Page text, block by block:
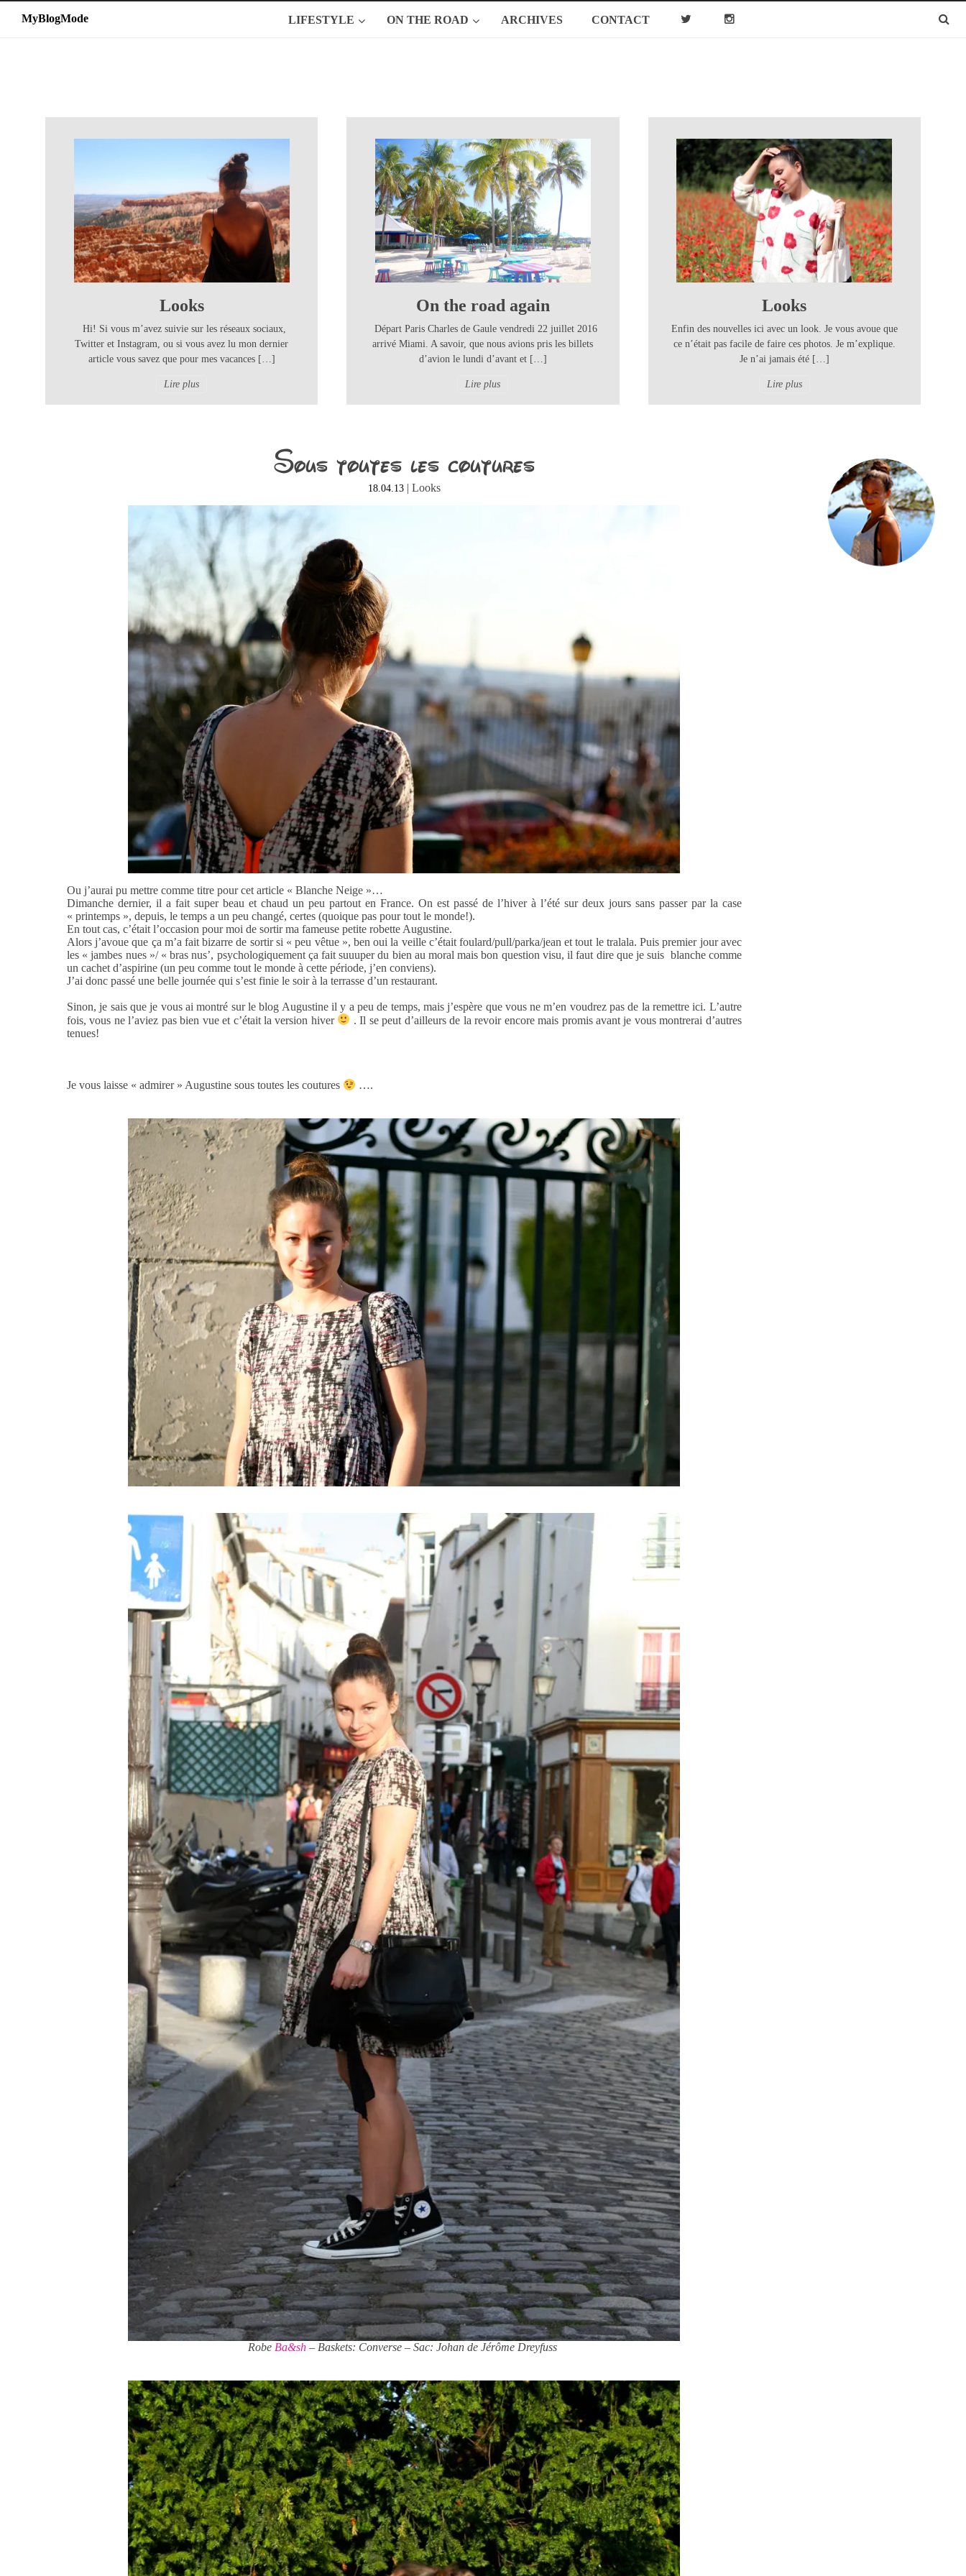
LIFESTYLE ON THE ROAD ARCHIVES CONTACT
MyBlogMode
MyBlogMode
Looks
Hi! Si vous m’avez suivie sur les réseaux sociaux,
Twitter et Instagram, ou si vous avez lu mon dernier
article vous savez que pour mes vacances […]
Lire plus
On the road again
Départ Paris Charles de Gaule vendredi 22 juillet 2016
arrivé Miami. A savoir, que nous avions pris les billets
d’avion le lundi d’avant et […]
Lire plus
Looks
Enfin des nouvelles ici avec un look. Je vous avoue que
ce n’était pas facile de faire ces photos. Je m’explique.
Je n’ai jamais été […]
Lire plus
Sous toutes les coutures
18.04.13 | Looks
Ou j’aurai pu mettre comme titre pour cet article « Blanche Neige »…
Dimanche dernier, il a fait super beau et chaud un peu partout en France. On est passé de l’hiver à l’été sur deux jours sans passer par la case
« printemps », depuis, le temps a un peu changé, certes (quoique pas pour tout le monde!).
En tout cas, c’était l’occasion pour moi de sortir ma fameuse petite robette Augustine.
Alors j’avoue que ça m’a fait bizarre de sortir si « peu vêtue », ben oui la veille c’était foulard/pull/parka/jean et tout le tralala. Puis premier jour avec
les « jambes nues »/ « bras nus’, psychologiquement ça fait suuuper du bien au moral mais bon question visu, il faut dire que je suis blanche comme
un cachet d’aspirine (un peu comme tout le monde à cette période, j’en conviens).
J’ai donc passé une belle journée qui s’est finie le soir à la terrasse d’un restaurant.
Sinon, je sais que je vous ai montré sur le blog Augustine il y a peu de temps, mais j’espère que vous ne m’en voudrez pas de la remettre ici. L’autre
fois, vous ne l’aviez pas bien vue et c’était la version hiver
. Il se peut d’ailleurs de la revoir encore mais promis avant je vous montrerai d’autres
tenues!
Je vous laisse « admirer » Augustine sous toutes les coutures ….
Robe Ba&sh – Baskets: Converse – Sac: Johan de Jérôme Dreyfuss